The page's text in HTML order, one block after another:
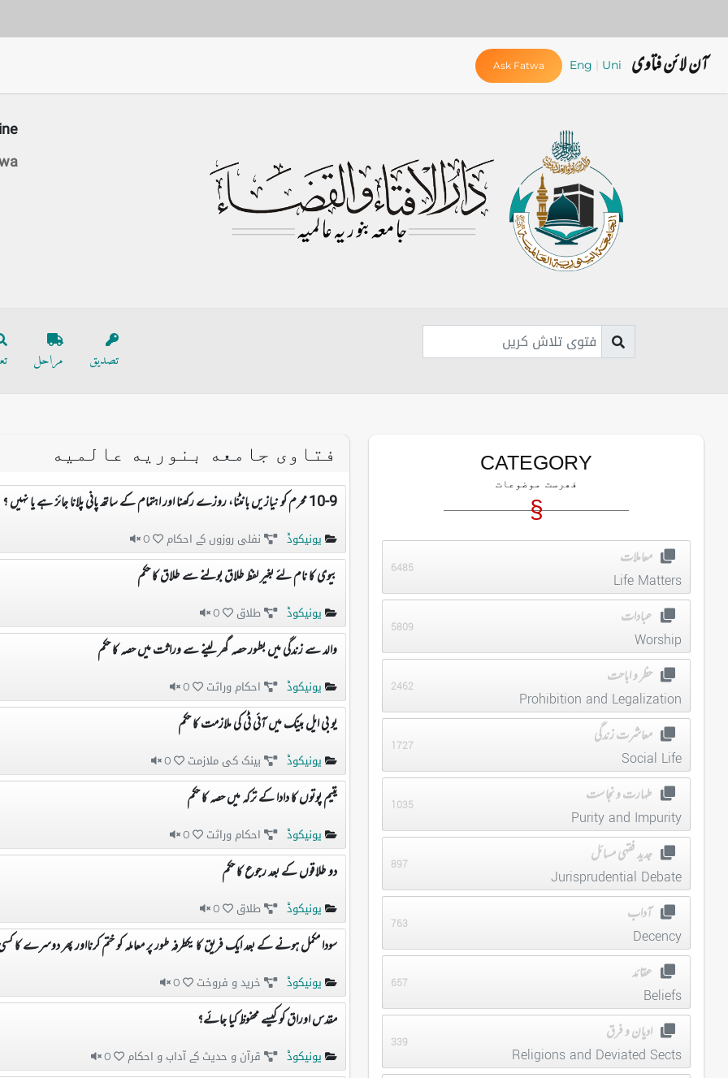
آن لائن فتاوی Eng Uni
Ask Fatwa
تصدیق مراحل
CATEGORY
فھرست موضوعات
معاملات
Life Matters
6485
عبادات
Worship
5809
حظر و اباحت
Prohibition and Legalization
2462
معاشرت زندگی
Social Life
1727
طہارت و نجاست
Purity and Impurity
1035
جدید فقہی مسائل
Jurisprudential Debate
897
آداب
Decency
763
عقائد
Beliefs
657
ادیان و فرق
Religions and Deviated Sects
339
فتاوی جامعه بنوریه عالمیه
10-9 محرم کو نیازیں بانٹنا، روزے رکھنا اور اہتمام کے ساتھ پانی پلانا جائز ہے یا نہیں ؟
یونیکوڈ نفلی روزوں کے احکام
بیوی کا نام لئے بغیر لفظ طلاق بولنے سے طلاق کا حکم
یونیکوڈ طلاق
والد سے زندگی میں بطور حصہ گھر لینے سے وراثت میں حصہ کا حکم
یونیکوڈ احکام وراثت
یو بی ایل بینک میں آئی ٹی کی ملازمت کا حکم
یونیکوڈ بینک کی ملازمت
یتیم پوتوں کا دادا کے ترکہ میں حصہ کا حکم
یونیکوڈ احکام وراثت
دو طلاقوں کے بعد رجوع کا حکم
یونیکوڈ طلاق
سودا مکمل ہونے کے بعد ایک فریق کا یکطرفہ طور پر معاملہ کو ختم کرنااور پھر دوسرے کا
یونیکوڈ خرید و فروخت
مقدس اوراق کو کیسے محفوظ کیا جائے؟
یونیکوڈ قرآن و حدیث کے آداب و احکام